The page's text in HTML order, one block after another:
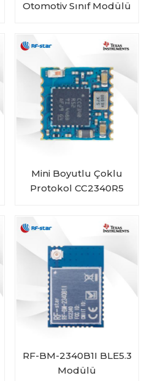
Otomotiv Sınıf Modülü
Mini Boyutlu Çoklu
Protokol CC2340R5
RF-BM-2340B1I BLE5.3
Modülü